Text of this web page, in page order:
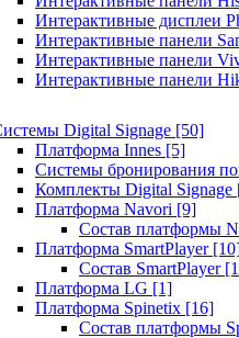
Интерактивные дисплеи
Интерактивные панели
Интерактивные панели
Интерактивные панели
Digital Signage [50]
Платформа Innes [5]
Системы бронирования
Комплекты Digital Signage
Платформа Navori [9]
Состав платформы
Платформа SmartPlayer
Состав SmartPlayer
Платформа LG [1]
Платформа Spinetix [16]
Состав платформы